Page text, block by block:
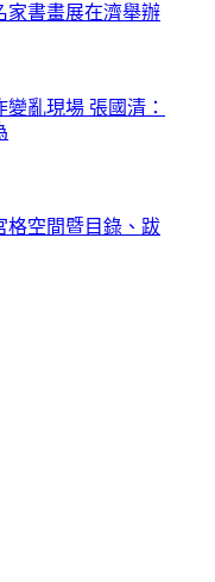
家書畫展在濟舉辦
亂現場 張國清：
格空間暨目錄、跋